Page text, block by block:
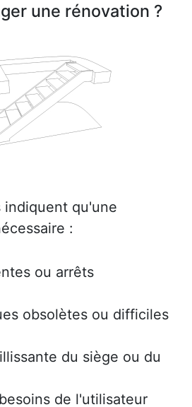
une rénovation ?
indiquent qu'une
:
ou arrêts
obsolètes ou difficiles
du siège ou du
de l'utilisateur